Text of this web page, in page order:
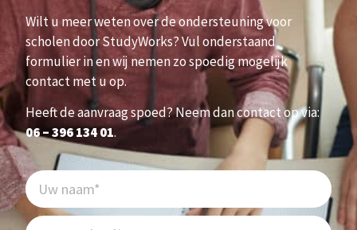
Wilt u meer weten over de ondersteuning voor
scholen door StudyWorks? Vul onderstaand
formulier in en wij nemen zo spoedig mogelijk
contact met u op.
Heeft de aanvraag spoed? Neem dan contact op via:
06 – 396 134 01.